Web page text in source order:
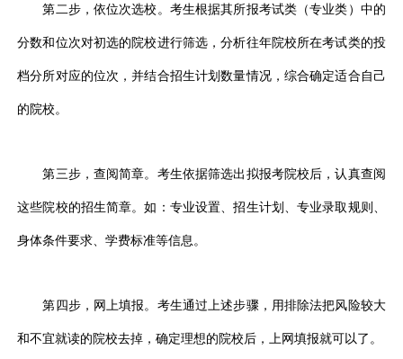
第二步，依位次选校。考生根据其所报考试类（专业类）中的
分数和位次对初选的院校进行筛选，分析往年院校所在考试类的投
档分所对应的位次，并结合招生计划数量情况，综合确定适合自己
的院校。
第三步，查阅简章。考生依据筛选出拟报考院校后，认真查阅
这些院校的招生简章。如：专业设置、招生计划、专业录取规则、
身体条件要求、学费标准等信息。
第四步，网上填报。考生通过上述步骤，用排除法把风险较大
和不宜就读的院校去掉，确定理想的院校后，上网填报就可以了。